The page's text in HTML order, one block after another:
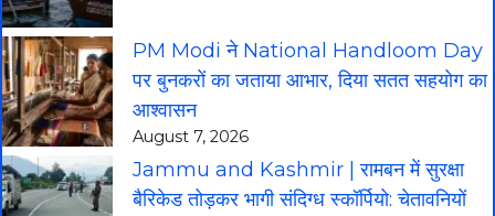
PM Modi ने National Handloom Day
पर बुनकरों का जताया आभार, दिया सतत सहयोग का
आश्वासन
August 7, 2026
Jammu and Kashmir | रामबन में सुरक्षा
बैरिकेड तोड़कर भागी संदिग्ध स्कॉर्पियो: चेतावनियों